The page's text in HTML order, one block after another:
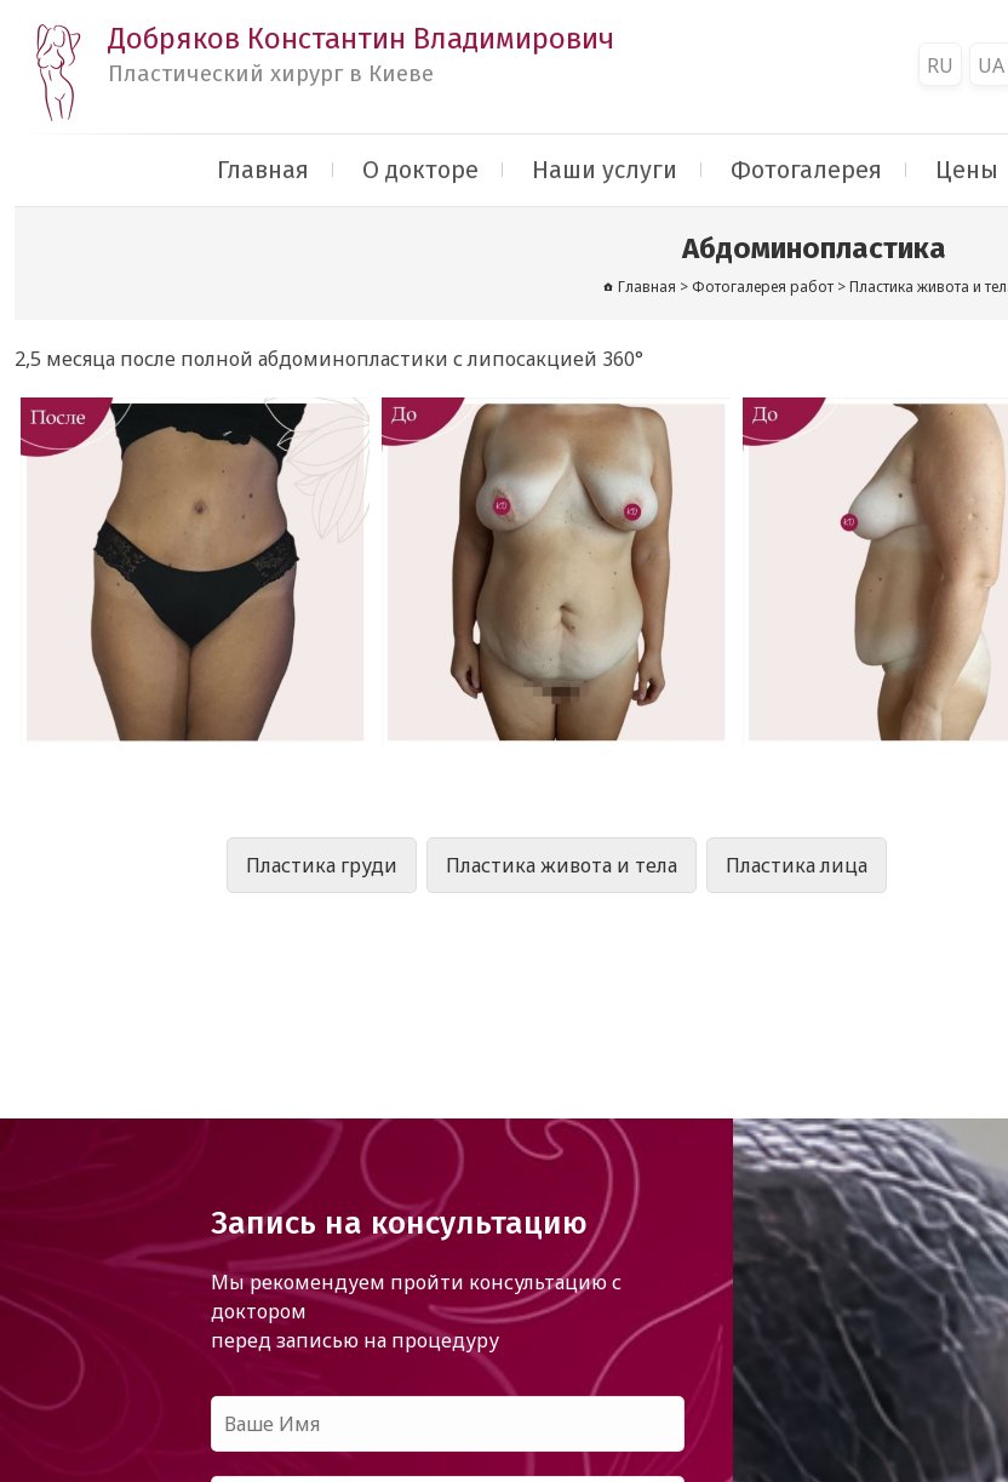
Добряков Константин Владимирович
Пластический хирург в Киеве RU UA
Главная О докторе Наши услуги Фотогалерея Цены
Абдоминопластика
Главная > Фотогалерея работ >Пластика живота и
2,5 месяца после полной абдоминопластики с липосакцией 360°
Пластика груди Пластика живота и тела Пластика лица
Запись на консультацию
Мы рекомендуем пройти консультацию с
доктором
перед записью на процедуру